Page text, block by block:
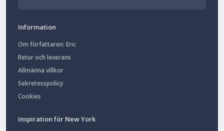
Information
Om författaren: Eric
Retur och leverans
Allmänna villkor
Sekretesspolicy
Cookies
Inspiration för New York